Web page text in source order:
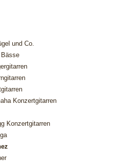
und Co.
Konzertgitarren
Konzertgitarren